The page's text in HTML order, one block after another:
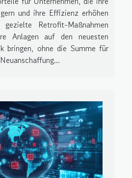
und ihre Effizienz erhöhen
Retrofit-Maßnahmen
Anlagen auf den neuesten
bringen, ohne die Summe für